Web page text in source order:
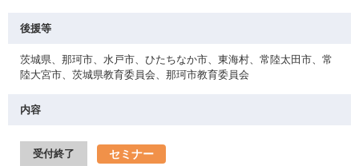
後援等
茨城県、那珂市、水戸市、ひたちなか市、東海村、常陸太田市、常
陸大宮市、茨城県教育委員会、那珂市教育委員会
内容
受付終了 セミナー